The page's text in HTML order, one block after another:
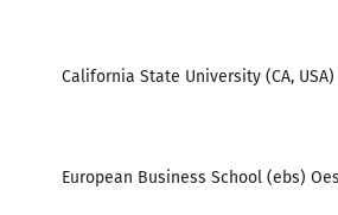
California State University (CA, USA)
European Business School (ebs)